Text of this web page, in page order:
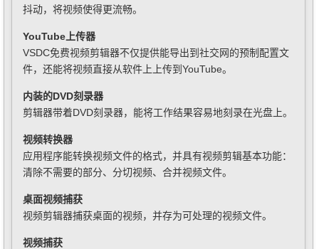
抖动，将视频使得更流畅。
YouTube上传器
VSDC免费视频剪辑器不仅提供能导出到社交网的预制配置文
件，还能将视频直接从软件上上传到YouTube。
内装的DVD刻录器
剪辑器带着DVD刻录器，能将工作结果容易地刻录在光盘上。
视频转换器
应用程序能转换视频文件的格式，并具有视频剪辑基本功能：
清除不需要的部分、分切视频、合并视频文件。
桌面视频捕获
视频剪辑器捕获桌面的视频，并存为可处理的视频文件。
视频捕获